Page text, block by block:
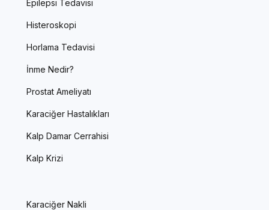
Epilepsi Tedavisi
Histeroskopi
Horlama Tedavisi
İnme Nedir?
Prostat Ameliyatı
Karaciğer Hastalıkları
Kalp Damar Cerrahisi
Kalp Krizi
Karaciğer Nakli